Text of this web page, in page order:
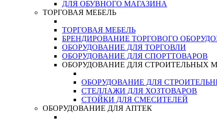
ДЛЯ ОБУВНОГО МАГАЗИНА
ТОРГОВАЯ МЕБЕЛЬ
ТОРГОВАЯ МЕБЕЛЬ
БРЕНДИРОВАНИЕ ТОРГОВОГО
ОБОРУДОВАНИЕ ДЛЯ ТОРГОВЛИ
ОБОРУДОВАНИЕ ДЛЯ СПОРТТОВАРОВ
ОБОРУДОВАНИЕ ДЛЯ СТРОИТЕЛЬНЫХ
ОБОРУДОВАНИЕ ДЛЯ
СТЕЛЛАЖИ ДЛЯ ХОЗТОВАРОВ
СТОЙКИ ДЛЯ СМЕСИТЕЛЕЙ
ОБОРУДОВАНИЕ ДЛЯ АПТЕК